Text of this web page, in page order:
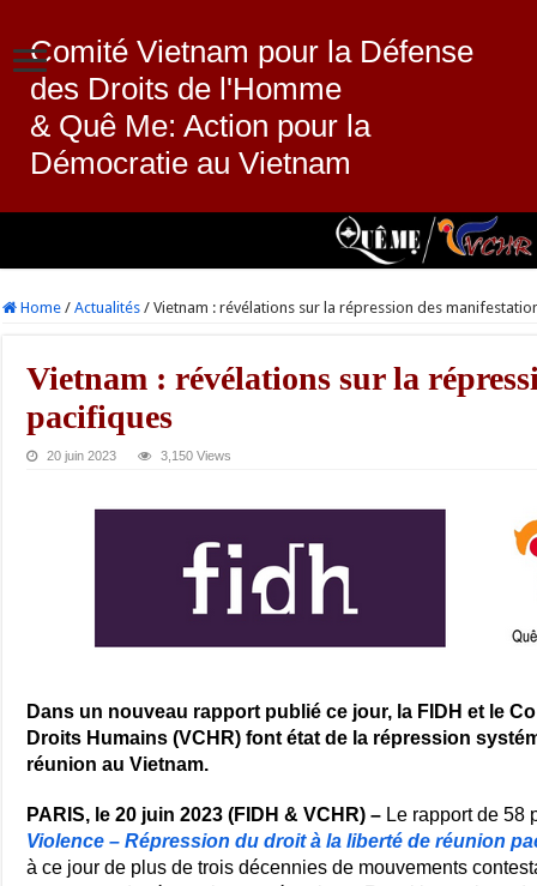
Comité Vietnam pour la Défense
des Droits de l'Homme
& Quê Me: Action pour la
Démocratie au Vietnam
Home / Actualités / Vietnam : révélations sur la répression des
Vietnam : révélations sur la
pacifiques
20 juin 2023 3,150 Views
Dans un nouveau rapport publié ce jour, la FIDH et le
Droits Humains (VCHR) font état de la répression
réunion au Vietnam.
PARIS, le 20 juin 2023 (FIDH & VCHR) – Le rapport de 58
Violence – Répression du droit à la liberté de réunion
à ce jour de plus de trois décennies de mouvements